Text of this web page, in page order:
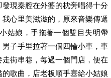
現秦腔在外婆的枕旁唱得十分
心里美滋滋的，原來音樂傳遞
姑娘，手拖著一個雙目失明帶
子手里拉著一個四輪小車，車
街串巷，每過一個門店，便在
歌曲，店老板順手塞給小姑娘